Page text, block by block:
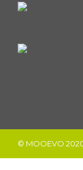
© MOOEVO 2020